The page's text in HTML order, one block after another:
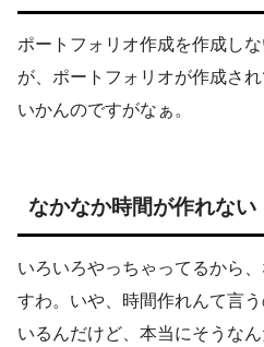
ポートフォリオ作成を作成し
が、ポートフォリオが作成さ
いかんのですがなぁ。
なかなか時間が作れない
いろいろやっちゃってるから
すわ。いや、時間作れんて言
いるんだけど、本当にそうなん